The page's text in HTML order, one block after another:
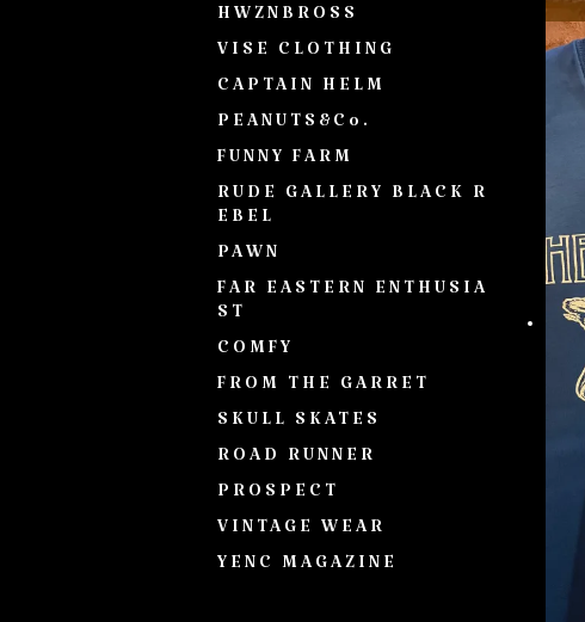
HWZNBROSS
VISE CLOTHING
CAPTAIN HELM
PEANUTS&Co.
FUNNY FARM
RUDE GALLERY BLACK R
EBEL
PAWN
FAR EASTERN ENTHUSIA
ST
COMFY
FROM THE GARRET
SKULL SKATES
ROAD RUNNER
PROSPECT
VINTAGE WEAR
YENC MAGAZINE